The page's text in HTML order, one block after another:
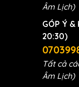
Âm Lịch)
GÓP Ý &
20:30)
Tất cả
Âm Lịch)